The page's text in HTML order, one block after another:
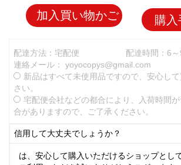
加入買い物かご 購入
配達方法：宅配便
配達時間：6～
連絡メール： yoyocopys@gmail.com
新品はすべて未使用品ですので、安心し
さい。
宅配便会社などの都合により、入荷時間
合がありますので、ご了承ください。
信用して大丈夫でしょうか？
は、安心して購入いただけるショップとし